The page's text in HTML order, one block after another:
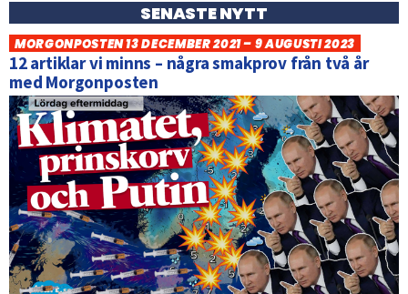
SENASTE NYTT
MORGONPOSTEN 13 DECEMBER 2021 – 9 AUGUSTI 2023
12 artiklar vi minns – några smakprov från två år
med Morgonposten